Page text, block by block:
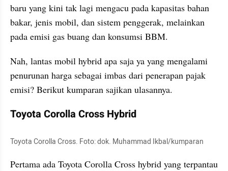
baru yang kini tak lagi mengacu pada kapasitas bahan
bakar, jenis mobil, dan sistem penggerak, melainkan
pada emisi gas buang dan konsumsi BBM.
Nah, lantas mobil hybrid apa saja ya yang mengalami
penurunan harga sebagai imbas dari penerapan pajak
emisi? Berikut kumparan sajikan ulasannya.
Toyota Corolla Cross Hybrid
Toyota Corolla Cross. Foto: dok. Muhammad Ikbal/kumparan
Pertama ada Toyota Corolla Cross hybrid yang terpantau